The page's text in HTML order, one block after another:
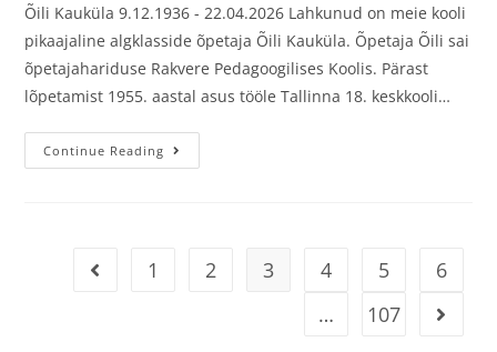
Õili Kauküla 9.12.1936 - 22.04.2026 Lahkunud on meie kooli
pikaajaline algklasside õpetaja Õili Kauküla. Õpetaja Õili sai
õpetajahariduse Rakvere Pedagoogilises Koolis. Pärast
lõpetamist 1955. aastal asus tööle Tallinna 18. keskkooli…
Continue Reading
1 2 3 4 5
6
…
107